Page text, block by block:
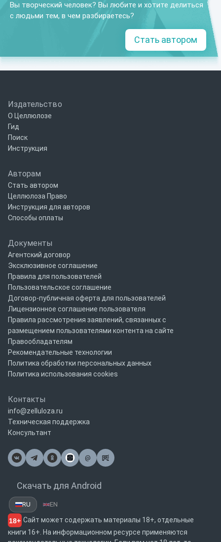
Вы творческий человек? Вы любите и хотите делиться
с людьми тем, в чем разбираетесь?
Стать автором
Издательство
О Целлюлозе
Гид
Поиск
Инструкция
Авторам
Стать автором
Целлюлоза Право
Инструкция для авторов
Способы оплаты
Документы
Агентский договор
Эксклюзивное соглашение
Правила для пользователей
Пользовательское соглашение
Договор-публичная оферта для пользователей
Лицензионное соглашение пользователя
Правила рассмотрения заявлений, связанных с
размещением пользователями контента на сайте
Правообладателям
Рекомендательные технологии
Политика обработки персональных данных
Политика использования cookies
Контакты
info@zelluloza.ru
Техническая поддержка
Консультант
@
Почта
Скачать для Android
RU EN
18+ Сайт может содержать материалы 18+, отдельные
книги 16+. На информационном ресурсе применяются